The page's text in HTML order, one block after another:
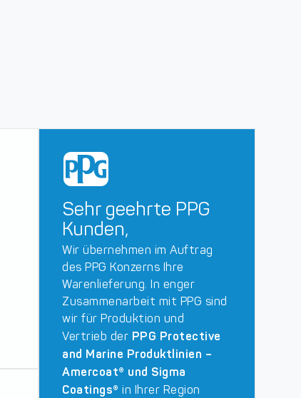
Sehr geehrte PPG
Kunden,
Wir übernehmen im Auftrag
des PPG Konzerns Ihre
Warenlieferung. In enger
Zusammenarbeit mit PPG sind
wir für Produktion und
Vertrieb der PPG Protective
and Marine Produktlinien –
Amercoat® und Sigma
Coatings® in Ihrer Region